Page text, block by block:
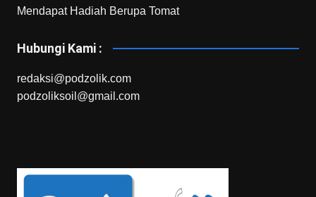
Mendapat Hadiah Berupa Tomat
Hubungi Kami :
redaksi@podzolik.com
podzoliksoil@gmail.com